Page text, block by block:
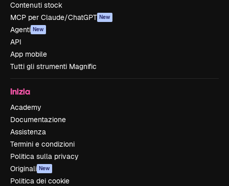
Contenuti stock
MCP per Claude/ChatGPT New
Agenti New
API
App mobile
Tutti gli strumenti Magnific
Inizia
Academy
Documentazione
Assistenza
Termini e condizioni
Politica sulla privacy
Originali New
Politica dei cookie